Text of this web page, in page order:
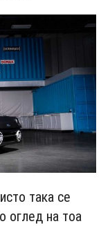
така се
оглед на тоа